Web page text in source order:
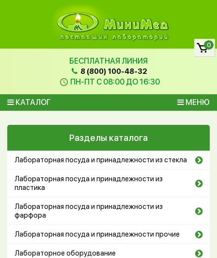
БЕСПЛАТНАЯ ЛИНИЯ
8 (800) 100-48-32
ПН-ПТ С 08:00 ДО 16:30
КАТАЛОГ МЕНЮ
0
Разделы каталога
Лабораторная посуда и принадлежности из стекла
Лабораторная посуда и принадлежности из
пластика
Лабораторная посуда и принадлежности из
фарфора
Лабораторная посуда и принадлежности прочие
Лабораторное оборудование